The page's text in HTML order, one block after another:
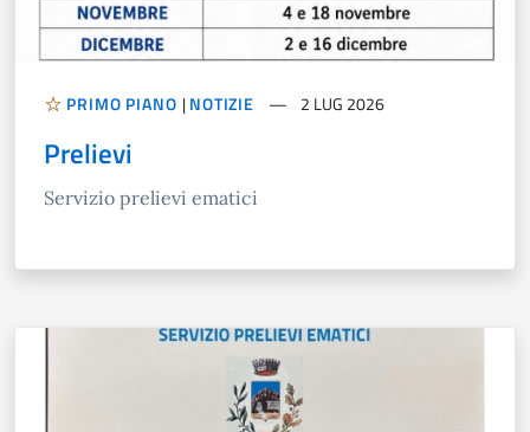
PRIMO PIANO |NOTIZIE 2 LUG 2026
Prelievi
Servizio prelievi ematici